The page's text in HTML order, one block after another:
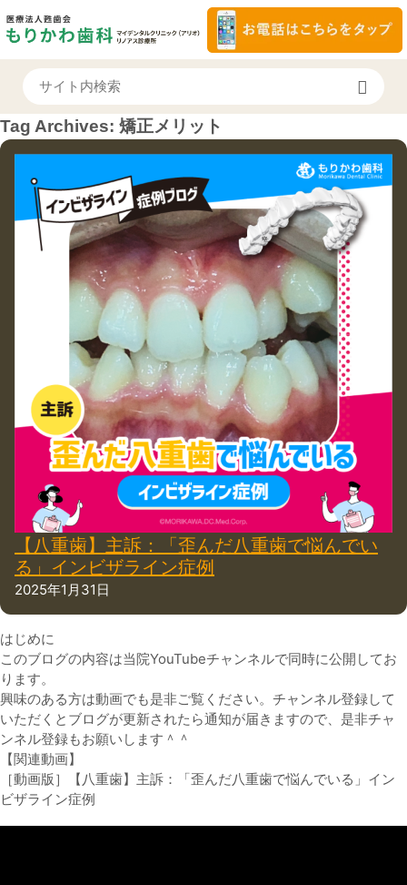
Tag Archives: 矯正メリット
【八重歯】主訴：「歪んだ八重歯で悩んでい
る」インビザライン症例
2025年1月31日
はじめに
このブログの内容は当院YouTubeチャンネルで同時に公開してお
ります。
興味のある方は動画でも是非ご覧ください。チャンネル登録して
いただくとブログが更新されたら通知が届きますので、是非チャ
ンネル登録もお願いします＾＾
【関連動画】
［動画版］【八重歯】主訴：「歪んだ八重歯で悩んでいる」イン
ビザライン症例